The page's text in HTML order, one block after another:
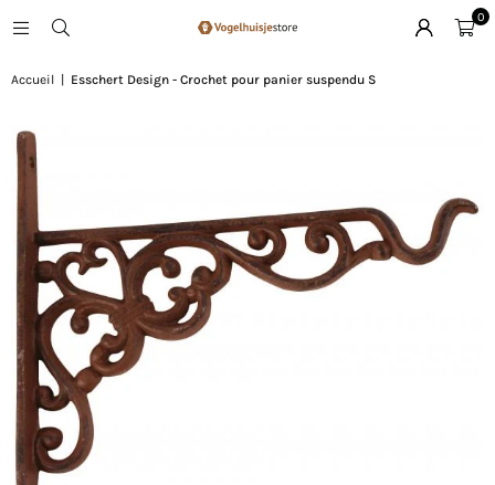
0
Accueil Esschert Design - Crochet pour panier suspendu S